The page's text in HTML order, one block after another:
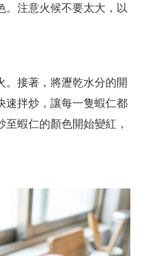
。注意火候不要太大，以
。接著，將瀝乾水分的開
速拌炒，讓每一隻蝦仁都
蝦仁的顏色開始變紅，